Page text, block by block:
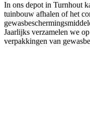
In ons depot in Turnhout
tuinbouw afhalen of het
Jaarlijks verzamelen we
verpakkingen van